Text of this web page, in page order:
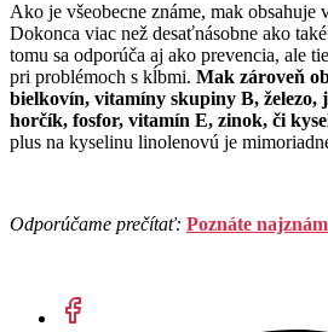
Ako je všeobecne známe, mak obsahuje
Dokonca viac než desaťnásobne ako
tomu sa odporúča aj ako prevencia, ale
pri problémoch s kĺbmi. Mak zároveň
bielkovín, vitamíny skupiny B, železo,
horčík, fosfor, vitamín E, zinok, či
plus na kyselinu linolenovú je
Odporúčame prečítať: Poznáte